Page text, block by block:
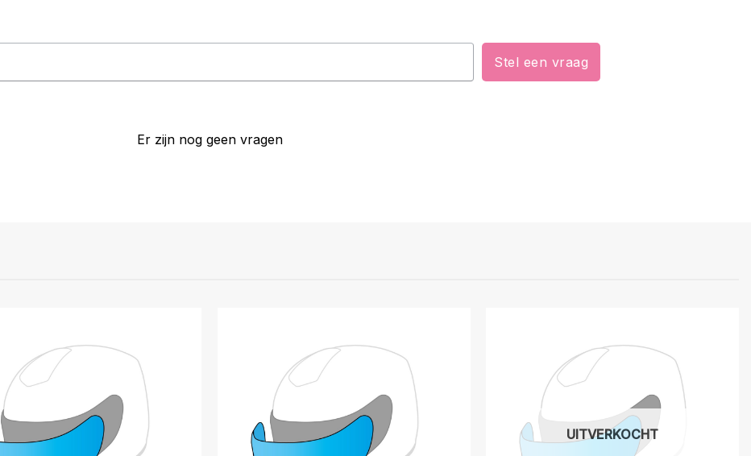
Stel een vraag
Er zijn nog geen vragen
UITVERKOCHT